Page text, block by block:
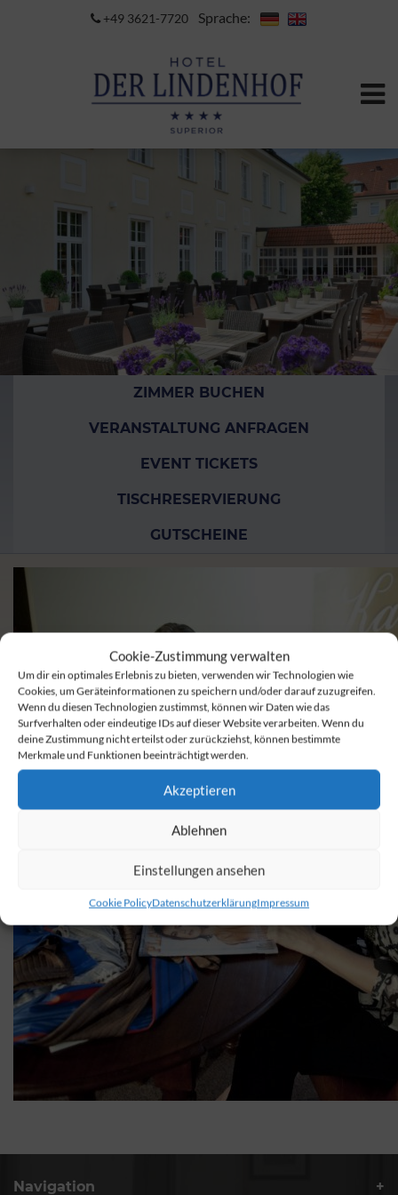
Cookie-Zustimmung verwalten
Um dir ein optimales Erlebnis zu bieten, verwenden wir Technologien wie
Cookies, um Geräteinformationen zu speichern und/oder darauf zuzugreifen.
Wenn du diesen Technologien zustimmst, können wir Daten wie das
Surfverhalten oder eindeutige IDs auf dieser Website verarbeiten. Wenn du
deine Zustimmung nicht erteilst oder zurückziehst, können bestimmte
Merkmale und Funktionen beeinträchtigt werden.
Akzeptieren
Ablehnen
Einstellungen ansehen
Cookie PolicyDatenschutzerklärungImpressum
+49 3621-7720 Sprache:
ZIMMER BUCHEN
VERANSTALTUNG ANFRAGEN
EVENT TICKETS
TISCHRESERVIERUNG
GUTSCHEINE
Navigation